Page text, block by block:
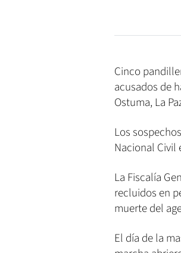
Cinco
acusados de
Ostuma, La
Los
Nacional Civil
La Fiscalía
recluidos en
muerte del
El día de la